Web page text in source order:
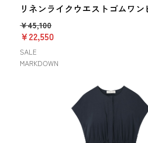
リネンライクウエストゴムワン
￥45,100
￥22,550
SALE
MARKDOWN